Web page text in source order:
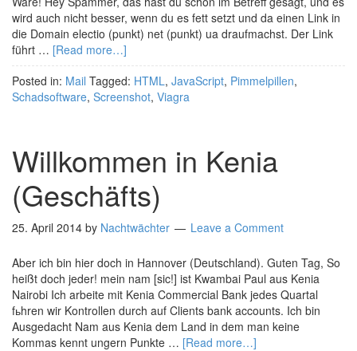
wird auch nicht besser, wenn du es fett setzt und da einen Link in
die Domain electio (punkt) net (punkt) ua draufmachst. Der Link
führt … [Read more…]
Posted in: Mail Tagged: HTML, JavaScript, Pimmelpillen,
Schadsoftware, Screenshot, Viagra
Willkommen in Kenia
(Geschäfts)
25. April 2014 by Nachtwächter Leave a Comment
Aber ich bin hier doch in Hannover (Deutschland). Guten Tag, So
heißt doch jeder! mein nam [sic!] ist Kwambai Paul aus Kenia
Nairobi Ich arbeite mit Kenia Commercial Bank jedes Quartal
fьhren wir Kontrollen durch auf Clients bank accounts. Ich bin
Ausgedacht Nam aus Kenia dem Land in dem man keine
Kommas kennt ungern Punkte … [Read more…]